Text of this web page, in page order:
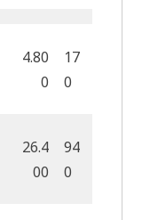
4.80
0
17
0
26.4
00
94
0